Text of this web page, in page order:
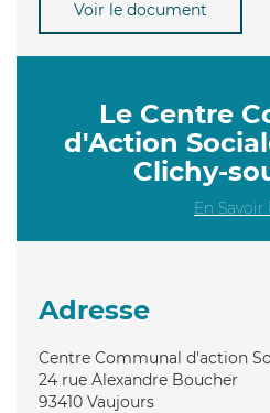
Voir le document
Le Centre
d'Action
Clichy-
En Savoir
Adresse
Centre Communal d'action
24 rue Alexandre Boucher
93410 Vaujours